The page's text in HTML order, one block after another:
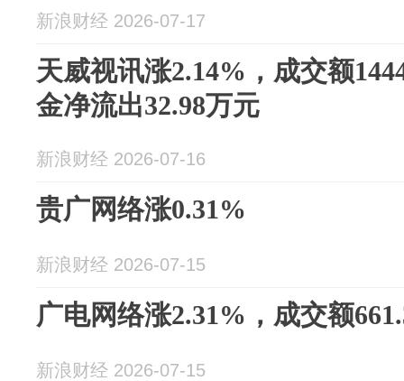
新浪财经 2026-07-17
天威视讯涨2.14%，成交额
金净流出32.98万元
新浪财经 2026-07-16
贵广网络涨0.31%
新浪财经 2026-07-15
广电网络涨2.31%，成交额
新浪财经 2026-07-15